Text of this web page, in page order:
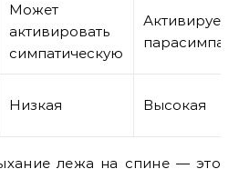
Может
активировать
симпатическую
Активирует
Низкая Высокая
лежа на спине — это